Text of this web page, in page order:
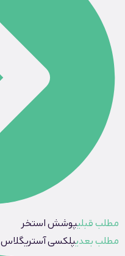
مطلب قبلیپوشش استخر
مطلب بعدیپلکسی آستریگلاس